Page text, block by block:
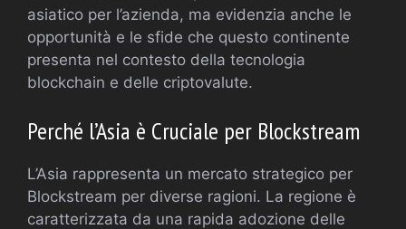
asiatico per l’azienda, ma evidenzia anche le
opportunità e le sfide che questo continente
presenta nel contesto della tecnologia
blockchain e delle criptovalute.
Perché l’Asia è Cruciale per Blockstream
L’Asia rappresenta un mercato strategico per
Blockstream per diverse ragioni. La regione è
caratterizzata da una rapida adozione delle